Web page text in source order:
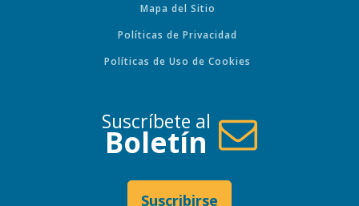
Mapa del Sitio
Políticas de Privacidad
Políticas de Uso de Cookies
Suscríbete al
Boletín
Suscribirse